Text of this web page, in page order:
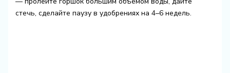
стечь, сделайте паузу в удобрениях на 4–6 недель.